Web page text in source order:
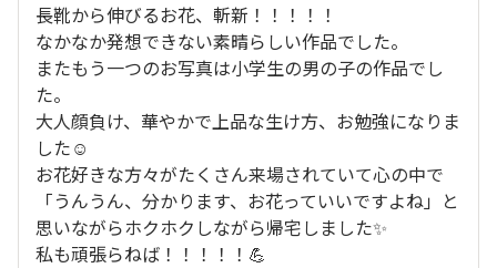
長靴から伸びるお花、斬新！！！！！
なかなか発想できない素晴らしい作品でした。
またもう一つのお写真は小学生の男の子の作品でし
た。
大人顔負け、華やかで上品な生け方、お勉強になりま
した☺️
お花好きな方々がたくさん来場されていて心の中で
「うんうん、分かります、お花っていいですよね」と
思いながらホクホクしながら帰宅しました✨
私も頑張らねば！！！！！💪